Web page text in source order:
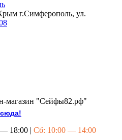
г.Симферополь, ул.
магазин "Сейфы82.рф"
18:00 | Сб: 10:00 — 14:00